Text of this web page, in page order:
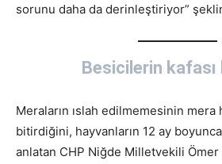
sorunu daha da derinleştiriyor”
Besicilerin kafası
Meraların ıslah edilmemesinin mera
bitirdiğini, hayvanların 12 ay
anlatan CHP Niğde Milletvekili